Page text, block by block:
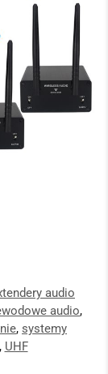
audio
audio,
, systemy
, UHF